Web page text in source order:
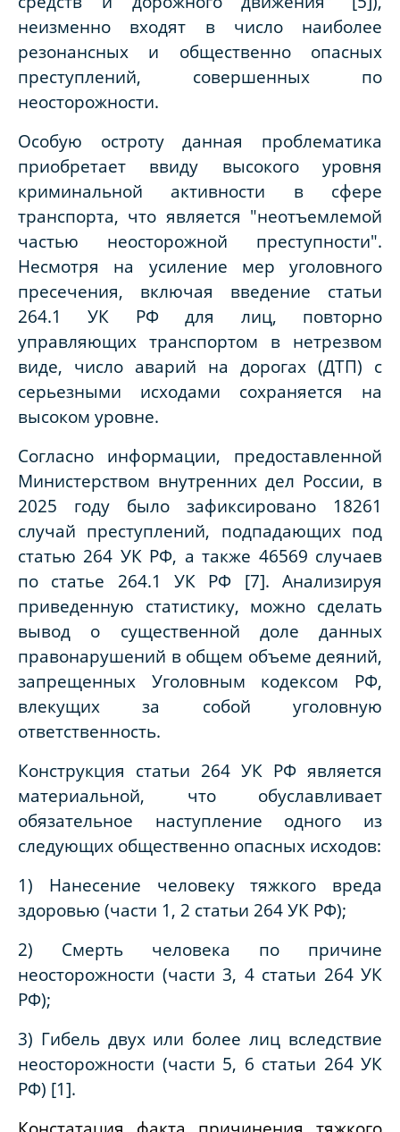
неизменно входят в число наиболее
резонансных и общественно опасных
преступлений, совершенных по
неосторожности.
Особую остроту данная проблематика
приобретает ввиду высокого уровня
криминальной активности в сфере
транспорта, что является "неотъемлемой
частью неосторожной преступности".
Несмотря на усиление мер уголовного
пресечения, включая введение статьи
264.1 УК РФ для лиц, повторно
управляющих транспортом в нетрезвом
виде, число аварий на дорогах (ДТП) с
серьезными исходами сохраняется на
высоком уровне.
Согласно информации, предоставленной
Министерством внутренних дел России, в
2025 году было зафиксировано 18261
случай преступлений, подпадающих под
статью 264 УК РФ, а также 46569 случаев
по статье 264.1 УК РФ [7]. Анализируя
приведенную статистику, можно сделать
вывод о существенной доле данных
правонарушений в общем объеме деяний,
запрещенных Уголовным кодексом РФ,
влекущих за собой уголовную
ответственность.
Конструкция статьи 264 УК РФ является
материальной, что обуславливает
обязательное наступление одного из
следующих общественно опасных исходов:
1) Нанесение человеку тяжкого вреда
здоровью (части 1, 2 статьи 264 УК РФ);
2) Смерть человека по причине
неосторожности (части 3, 4 статьи 264 УК
РФ);
3) Гибель двух или более лиц вследствие
неосторожности (части 5, 6 статьи 264 УК
РФ) [1].